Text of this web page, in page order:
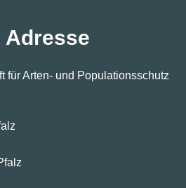
Adresse
für Arten- und Populationsschutz